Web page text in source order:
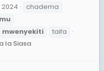
2024
chadema
mwenyekiti
taifa
la Siasa